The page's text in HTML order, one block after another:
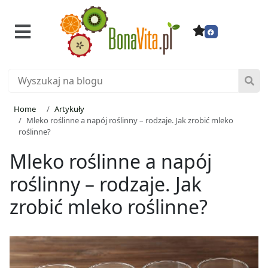
Home
Artykuły
Mleko roślinne a napój roślinny – rodzaje. Jak zrobić mleko
roślinne?
Mleko roślinne a napój
roślinny – rodzaje. Jak
zrobić mleko roślinne?